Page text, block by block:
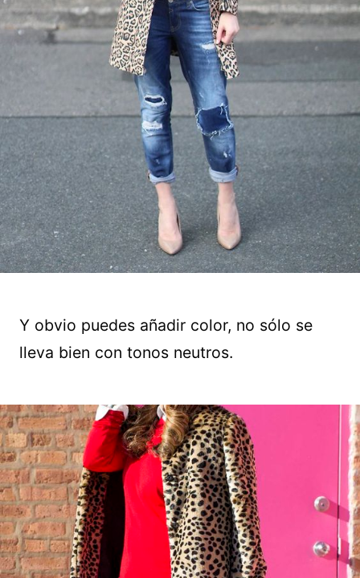
Y obvio puedes añadir color, no sólo se
lleva bien con tonos neutros.